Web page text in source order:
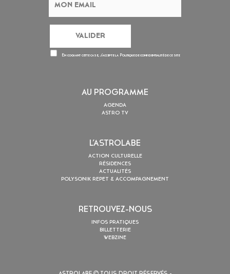
En cochant cette case, j’accepte la Politique de confidentialitéde ce site
AU PROGRAMME
AGENDA
ASTRO TV
L’ASTROLABE
ACTION CULTURELLE
RÉSIDENCES
ACTUALITÉS
POLYSONIK REPET & ACCOMPAGNEMENT
RETROUVEZ-NOUS
INFOS PRATIQUES
BILLETTERIE
WEBZINE